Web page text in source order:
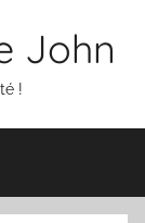
John
!